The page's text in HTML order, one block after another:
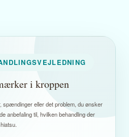
i kroppen
spændinger eller det problem, du ønsker
anbefaling til, hvilken behandling der